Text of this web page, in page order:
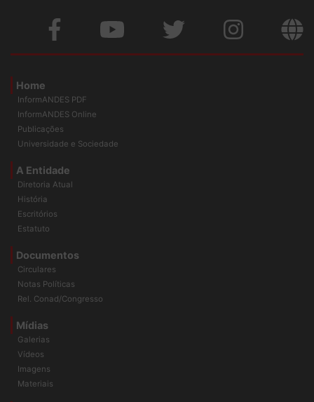
Home
InformANDES PDF
InformANDES Online
Publicações
Universidade e Sociedade
A Entidade
Diretoria Atual
História
Escritórios
Estatuto
Documentos
Circulares
Notas Políticas
Rel. Conad/Congresso
Mídias
Galerias
Vídeos
Imagens
Materiais